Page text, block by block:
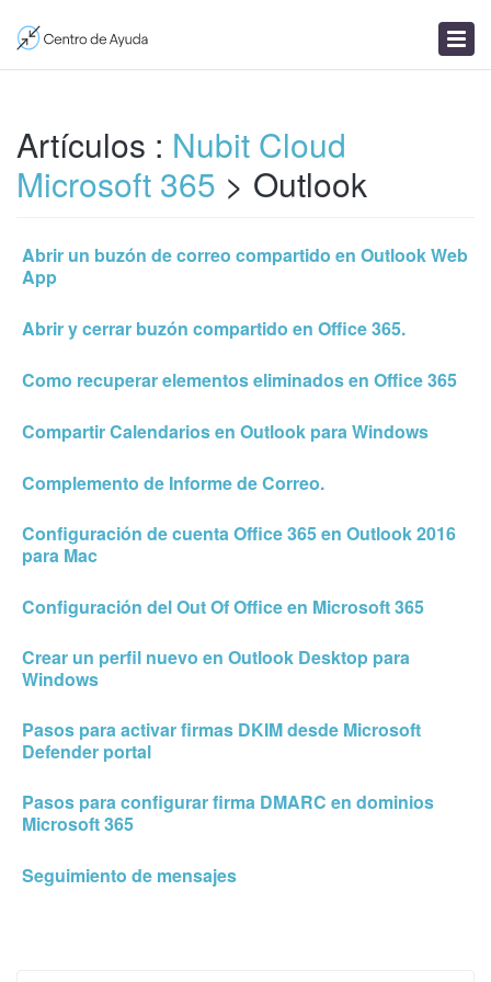
Enviar un ticket
Artículos : Nubit Cloud
Microsoft 365 > Outlook
Abrir un buzón de correo compartido en Outlook Web
App
Abrir y cerrar buzón compartido en Office 365.
Como recuperar elementos eliminados en Office 365
Compartir Calendarios en Outlook para Windows
Complemento de Informe de Correo.
Configuración de cuenta Office 365 en Outlook 2016
para Mac
Configuración del Out Of Office en Microsoft 365
Crear un perfil nuevo en Outlook Desktop para
Windows
Pasos para activar firmas DKIM desde Microsoft
Defender portal
Pasos para configurar firma DMARC en dominios
Microsoft 365
Seguimiento de mensajes